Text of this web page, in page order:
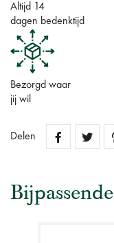
Altijd 14
dagen bedenktijd
Bezorgd waar
jij wil
Delen